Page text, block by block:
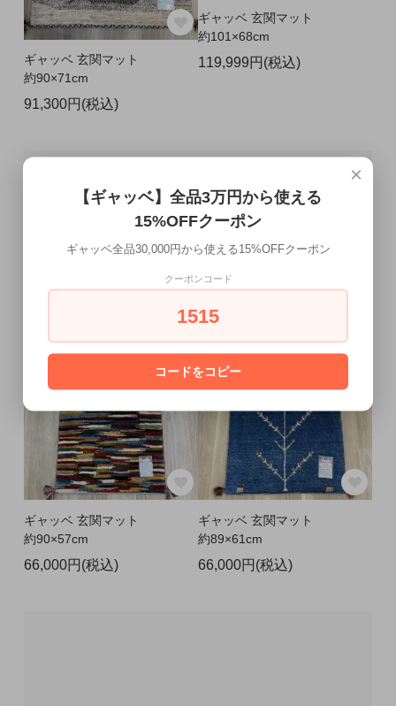
ギャッベ 玄関マット
約90×71cm
91,300円(税込)
ギャッベ 玄関マット
約101×68cm
119,999円(税込)
ギャッベ 玄関マット
約90×57cm
66,000円(税込)
ギャッベ 玄関マット
約89×61cm
66,000円(税込)
×
【ギャッベ】全品3万円から使える
15%OFFクーポン
ギャッベ全品30,000円から使える15%OFFクーポン
クーポンコード
1515
コードをコピー